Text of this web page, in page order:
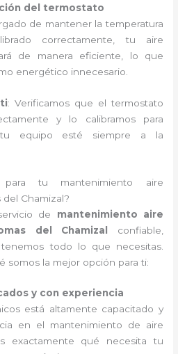
del termostato
de mantener la temperatura
correctamente, tu aire
de manera eficiente, lo que
energético innecesario.
: Verificamos que el termostato
y lo calibramos para
equipo esté siempre a la
tu mantenimiento aire
Chamizal?
de mantenimiento aire
del Chamizal confiable,
todo lo que necesitas.
somos la mejor opción para ti:
y con experiencia
está altamente capacitado y
en el mantenimiento de aire
exactamente qué necesita tu